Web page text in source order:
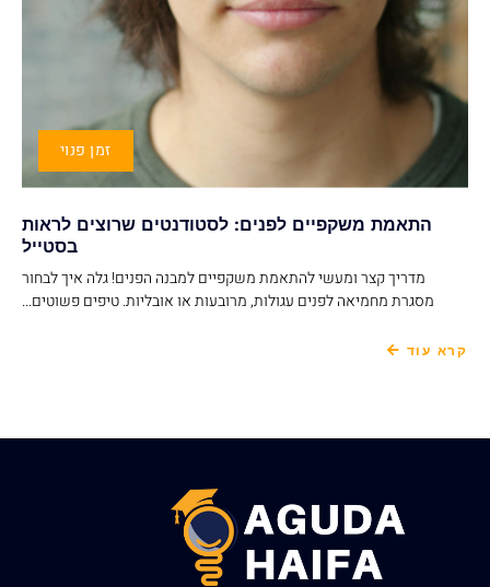
זמן פנוי
התאמת משקפיים לפנים: לסטודנטים שרוצים לראות
בסטייל
מדריך קצר ומעשי להתאמת משקפיים למבנה הפנים! גלה איך לבחור
מסגרת מחמיאה לפנים עגולות, מרובעות או אובליות. טיפים פשוטים...
קרא עוד